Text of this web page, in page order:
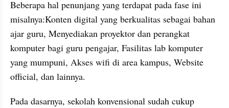
Beberapa hal penunjang yang terdapat pada fase ini
misalnya:Konten digital yang berkualitas sebagai bahan
ajar guru, Menyediakan proyektor dan perangkat
komputer bagi guru pengajar, Fasilitas lab komputer
yang mumpuni, Akses wifi di area kampus, Website
official, dan lainnya.
Pada dasarnya, sekolah konvensional sudah cukup